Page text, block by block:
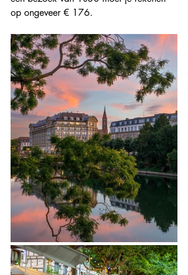
op ongeveer € 176.